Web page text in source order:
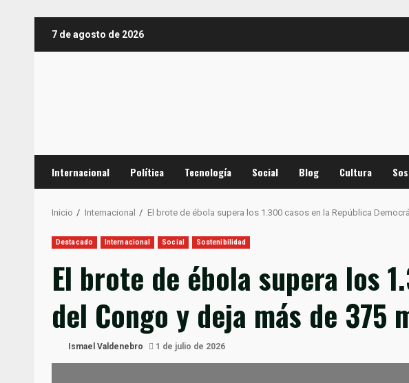
7 de agosto de 2026
Internacional Política Tecnología Social Blog Cultura
Inicio Internacional El brote de ébola supera los 1.300 casos en la República
Destacado Internacional Social Sostenibilidad
El brote de ébola supera los
del Congo y deja más de
Ismael Valdenebro 1 de julio de 2026